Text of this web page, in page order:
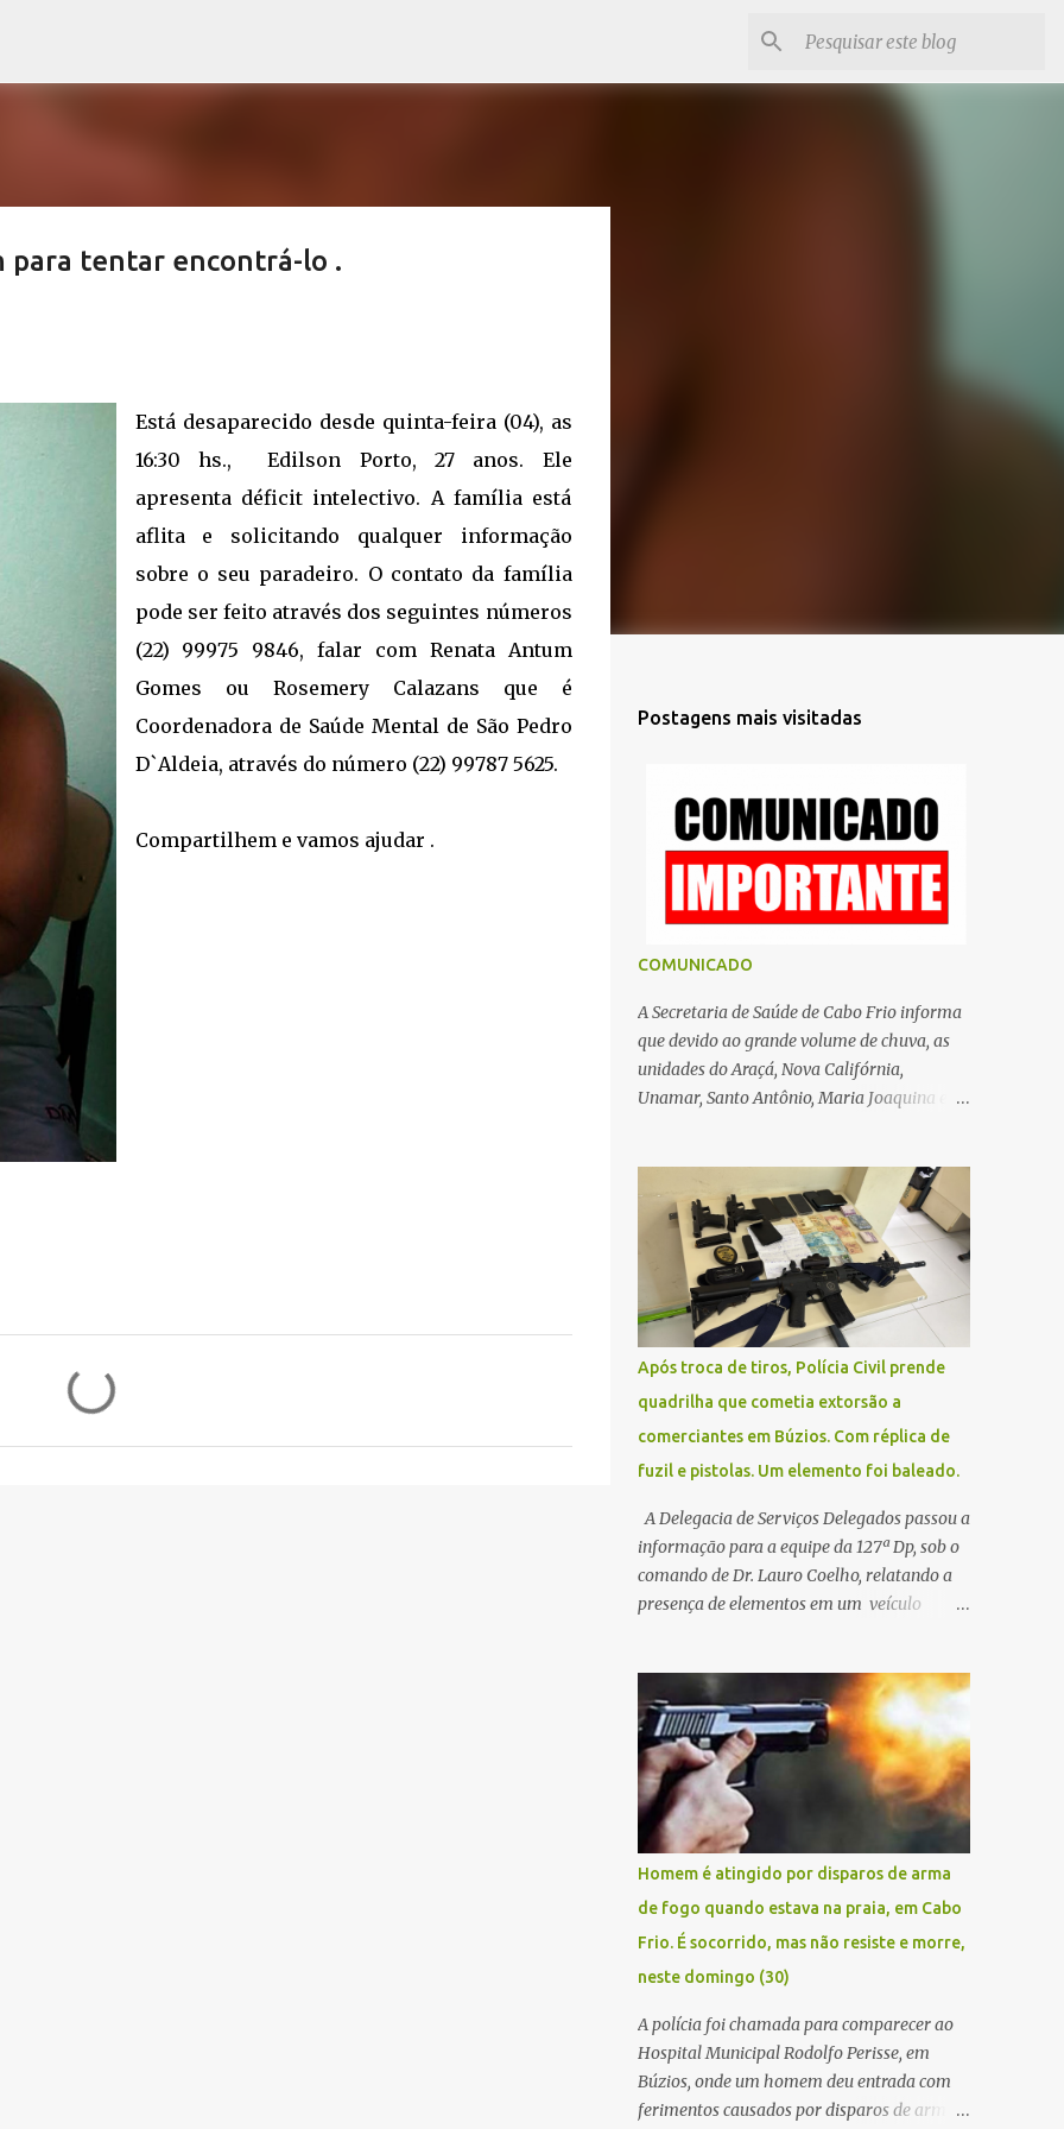
para tentar encontrá-lo .
Está desaparecido desde quinta-feira (04), as
16:30 hs., Edilson Porto, 27 anos. Ele
apresenta déficit intelectivo. A família está
aflita e solicitando qualquer informação
sobre o seu paradeiro. O contato da família
pode ser feito através dos seguintes números
(22) 99975 9846, falar com Renata Antum
Gomes ou Rosemery Calazans que é
Coordenadora de Saúde Mental de São Pedro
D`Aldeia, através do número (22) 99787 5625.
Compartilhem e vamos ajudar .
Postagens mais visitadas
COMUNICADO
A Secretaria de Saúde de Cabo Frio informa
que devido ao grande volume de chuva, as
unidades do Araçá, Nova Califórnia,
Unamar, Santo Antônio, Maria Joaquina e
dia serão remarcadas; a orientação é que os
pacientes procurem as unidades na
segunda-feira (2) para saberem o dia da
remarcação. Contamos com a compreensão
de toda população, pois se trata de uma
situação climática que foge ao controle da
administração pública.
Após troca de tiros, Polícia Civil prende
quadrilha que cometia extorsão a
comerciantes em Búzios. Com réplica de
fuzil e pistolas. Um elemento foi baleado.
A Delegacia de Serviços Delegados passou a
informação para a equipe da 127ª Dp, sob o
comando de Dr. Lauro Coelho, relatando a
presença de elementos em um veículo
Búzios, na manhã de sexta feira (05). De
posse da placa do carro, a equipe da Civil
conseguiu aborda los na Estrada de Guriri
quanto tentavam fugir da cidade Buziana.
Um dos detidos é policial civil e este foi
baleado na perna na troca de tiros . Na
ocorrência, três armas, pistolas e uma
réplica de fuzil, foram apreendidas. O
homem baleado foi identificado como
Claudio Bastos, conhecido no meio político.
Homem é atingido por disparos de arma
de fogo quando estava na praia, em Cabo
Frio. É socorrido, mas não resiste e morre,
neste domingo (30)
A polícia foi chamada para comparecer ao
Hospital Municipal Rodolfo Perisse, em
Búzios, onde um homem deu entrada com
ferimentos causados por disparos de arma